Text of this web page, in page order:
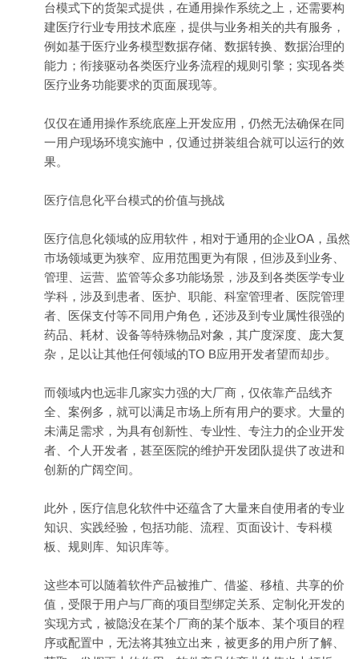
台模式下的货架式提供，在通用操作系统之上，还需要构
建医疗行业专用技术底座，提供与业务相关的共有服务，
例如基于医疗业务模型数据存储、数据转换、数据治理的
能力；衔接驱动各类医疗业务流程的规则引擎；实现各类
医疗业务功能要求的页面展现等。
仅仅在通用操作系统底座上开发应用，仍然无法确保在同
一用户现场环境实施中，仅通过拼装组合就可以运行的效
果。
医疗信息化平台模式的价值与挑战
医疗信息化领域的应用软件，相对于通用的企业OA，虽然
市场领域更为狭窄、应用范围更为有限，但涉及到业务、
管理、运营、监管等众多功能场景，涉及到各类医学专业
学科，涉及到患者、医护、职能、科室管理者、医院管理
者、医保支付等不同用户角色，还涉及到专业属性很强的
药品、耗材、设备等特殊物品对象，其广度深度、庞大复
杂，足以让其他任何领域的TO B应用开发者望而却步。
而领域内也远非几家实力强的大厂商，仅依靠产品线齐
全、案例多，就可以满足市场上所有用户的要求。大量的
未满足需求，为具有创新性、专业性、专注力的企业开发
者、个人开发者，甚至医院的维护开发团队提供了改进和
创新的广阔空间。
此外，医疗信息化软件中还蕴含了大量来自使用者的专业
知识、实践经验，包括功能、流程、页面设计、专科模
板、规则库、知识库等。
这些本可以随着软件产品被推广、借鉴、移植、共享的价
值，受限于用户与厂商的项目型绑定关系、定制化开发的
实现方式，被隐没在某个厂商的某个版本、某个项目的程
序或配置中，无法将其独立出来，被更多的用户所了解、